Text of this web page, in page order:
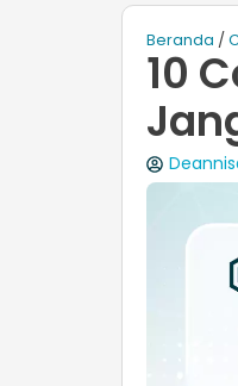
Beranda /
10